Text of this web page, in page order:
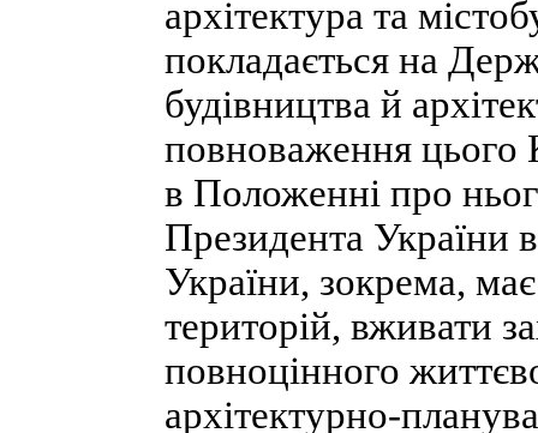
архітектура та
покладається на
будівництва й
повноваження цього
в Положенні про
Президента України
України, зокрема,
територій, вживати
повноцінного
архітектурно-